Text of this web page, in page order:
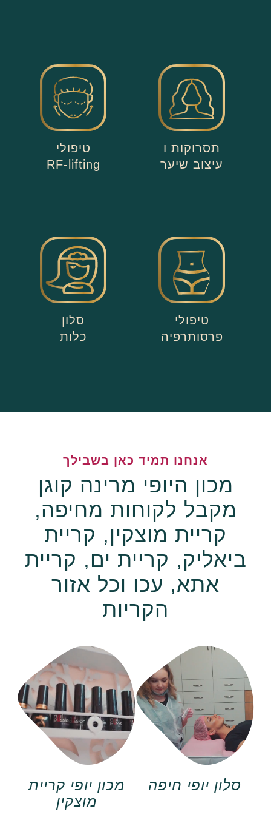
תסרוקות ו
עיצוב שיער
טיפולי
RF-lifting
טיפולי
פרסותרפיה
סלון
כלות
אנחנו תמיד כאן בשבילך
מכון היופי מרינה קוגן
מקבל לקוחות מחיפה,
קריית מוצקין, קריית
ביאליק, קריית ים, קריית
אתא, עכו וכל אזור
הקריות
סלון יופי חיפה
מכון יופי קריית
מוצקין